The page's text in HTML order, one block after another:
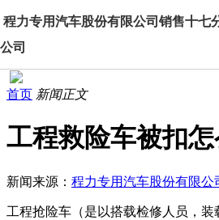
程力专用汽车股份有限公司销售十七
公司
首页 新闻正文
工程救险车被扣
新闻来源： 程力专用汽车股份有限公
工程抢险车（是以搭载检修人员，